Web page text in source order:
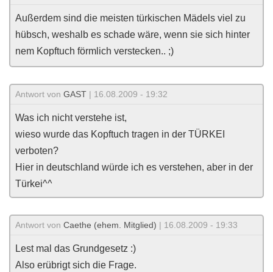
Außerdem sind die meisten türkischen Mädels viel zu
hübsch, weshalb es schade wäre, wenn sie sich hinter
nem Kopftuch förmlich verstecken.. ;)
Antwort von GAST | 16.08.2009 - 19:32
Was ich nicht verstehe ist,
wieso wurde das Kopftuch tragen in der TÜRKEI
verboten?
Hier in deutschland würde ich es verstehen, aber in der
Türkei^^
Antwort von Caethe (ehem. Mitglied) | 16.08.2009 - 19:33
Lest mal das Grundgesetz :)
Also erübrigt sich die Frage.